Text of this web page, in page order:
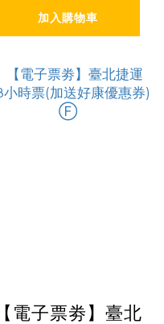
加入購物車
【電子票劵】臺北